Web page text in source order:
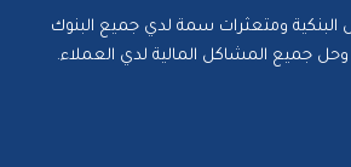
ومتعثرات سمة لدي جميع البنوك
وحل جميع المشاكل المالية لدي العملاء.‬